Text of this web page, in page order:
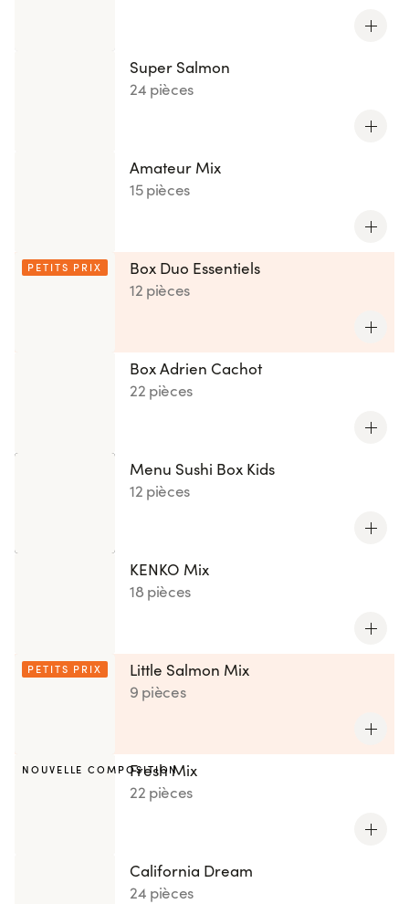
Super Salmon
24 pièces
Amateur Mix
15 pièces
PETITS PRIX
Box Duo Essentiels
12 pièces
Box Adrien Cachot
22 pièces
Menu Sushi Box Kids
12 pièces
KENKO Mix
18 pièces
PETITS PRIX
Little Salmon Mix
9 pièces
NOUVELLE COMPOSITION
Fresh Mix
22 pièces
California Dream
24 pièces